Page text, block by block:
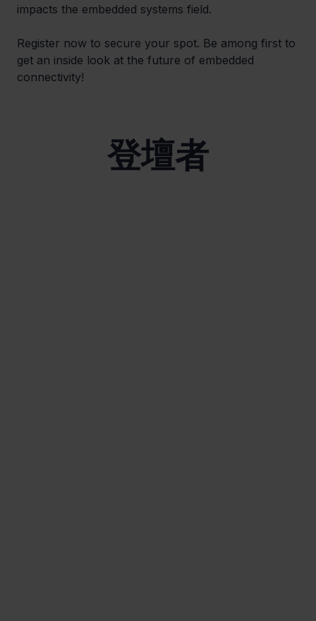
impacts the embedded systems field.
Register now to secure your spot. Be among first to
get an inside look at the future of embedded
connectivity!
登壇者